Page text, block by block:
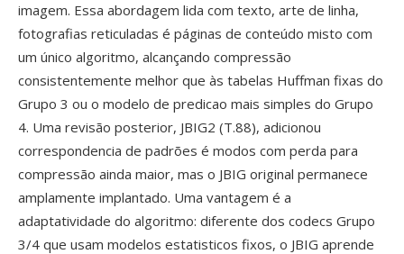
imagem. Essa abordagem lida com texto, arte de linha,
fotografias reticuladas é páginas de conteúdo misto com
um único algoritmo, alcançando compressão
consistentemente melhor que às tabelas Huffman fixas do
Grupo 3 ou o modelo de predicao mais simples do Grupo
4. Uma revisão posterior, JBIG2 (T.88), adicionou
correspondencia de padrões é modos com perda para
compressão ainda maior, mas o JBIG original permanece
amplamente implantado. Uma vantagem é a
adaptatividade do algoritmo: diferente dos codecs Grupo
3/4 que usam modelos estatisticos fixos, o JBIG aprende